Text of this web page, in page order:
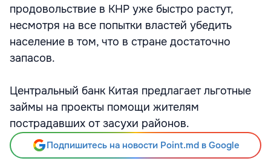
продовольствие в КНР уже быстро растут,
несмотря на все попытки властей убедить
население в том, что в стране достаточно
запасов.
Центральный банк Китая предлагает льготные
займы на проекты помощи жителям
пострадавших от засухи районов.
Подпишитесь на новости Point.md в Google